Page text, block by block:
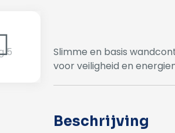
Slimme en basis
voor veiligheid en
Beschrijving